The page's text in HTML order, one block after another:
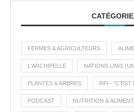
FERMES & AGRICULTEURS
L'ARCHIPELLE NATIONS UNIS
PLANTES & ARBRES RFI - "C'EST
PODCAST NUTRITION &